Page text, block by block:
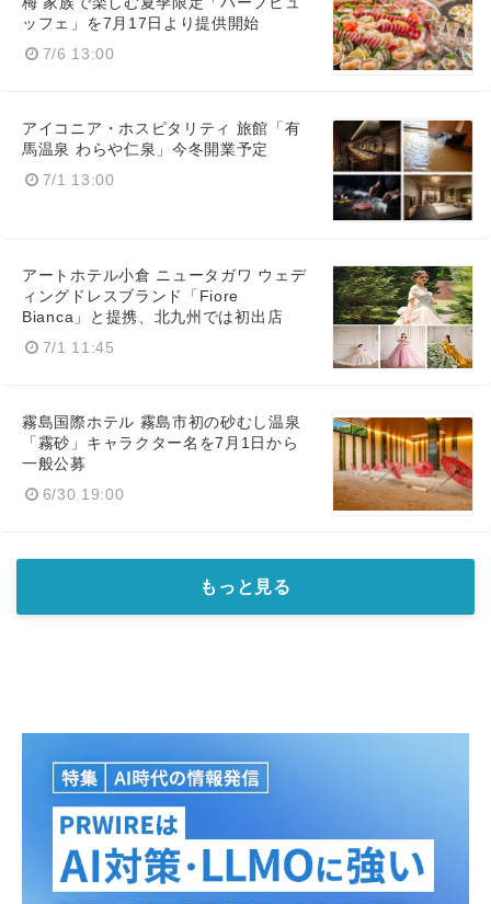
ッフェ」を7月17日より提供開始
7/6 13:00
アイコニア・ホスピタリティ 旅館「有
馬温泉 わらや仁泉」今冬開業予定
7/1 13:00
アートホテル小倉 ニュータガワ ウェデ
ィングドレスブランド「Fiore
Bianca」と提携、北九州では初出店
7/1 11:45
霧島国際ホテル 霧島市初の砂むし温泉
「霧砂」キャラクター名を7月1日から
一般公募
6/30 19:00
もっと見る